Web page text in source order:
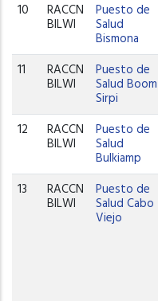
10 RACCN
BILWI
Puesto de
Salud
Bismona
11 RACCN
BILWI
Puesto de
Salud Boom
Sirpi
12 RACCN
BILWI
Puesto de
Salud
Bulkiamp
13 RACCN
BILWI
Puesto de
Salud Cabo
Viejo